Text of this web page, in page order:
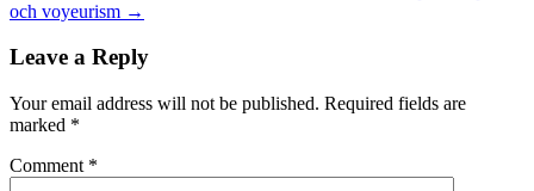
och voyeurism →
Leave a Reply
Your email address will not be published. Required fields are
marked *
Comment *